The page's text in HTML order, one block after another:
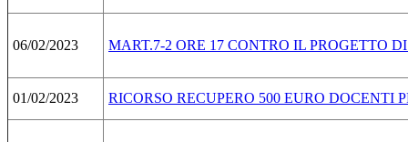
06/02/2023 MART.7-2 ORE 17 CONTRO IL PROGETTO
01/02/2023 RICORSO RECUPERO 500 EURO DOCENTI